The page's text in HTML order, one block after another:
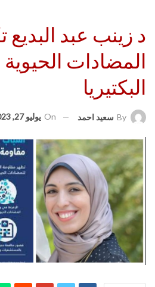
د زينب عبد البديع
المضادات
البكتيريا
By سعيد احمد On يوليو 27, 2023